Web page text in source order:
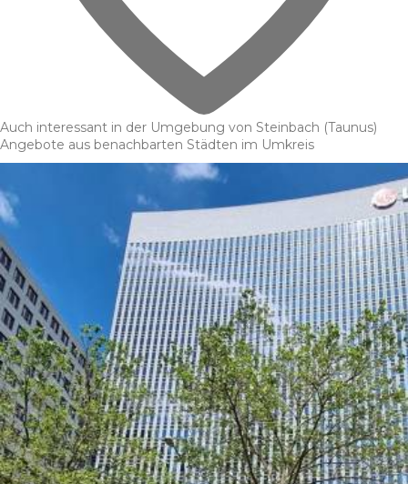
Auch interessant in der Umgebung von Steinbach (Taunus)
Angebote aus benachbarten Städten im Umkreis